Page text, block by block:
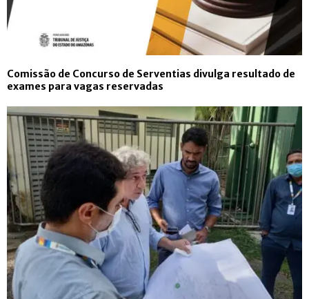
Comissão de Concurso de Serventias divulga resultado de
exames para vagas reservadas